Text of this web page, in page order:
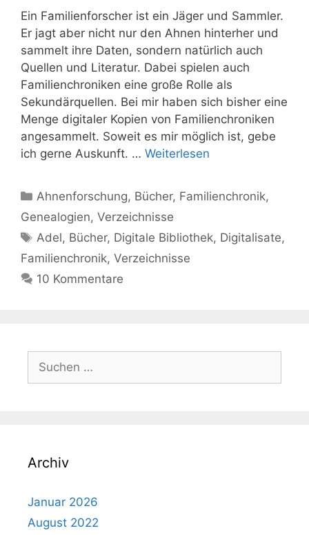
Ein Familienforscher ist ein Jäger und Sammler.
Er jagt aber nicht nur den Ahnen hinterher und
sammelt ihre Daten, sondern natürlich auch
Quellen und Literatur. Dabei spielen auch
Familienchroniken eine große Rolle als
Sekundärquellen. Bei mir haben sich bisher eine
Menge digitaler Kopien von Familienchroniken
angesammelt. Soweit es mir möglich ist, gebe
ich gerne Auskunft. … Weiterlesen
Kategorien
Ahnenforschung, Bücher, Familienchronik,
Genealogien, Verzeichnisse
Schlagwörter
Adel, Bücher, Digitale Bibliothek, Digitalisate,
Familienchronik, Verzeichnisse
10 Kommentare
nach:
Archiv
Januar 2026
August 2022